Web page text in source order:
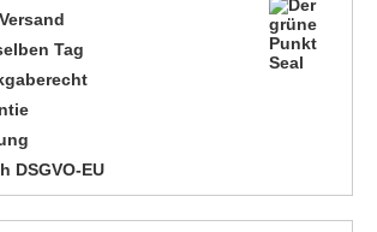
Tag
DSGVO-EU